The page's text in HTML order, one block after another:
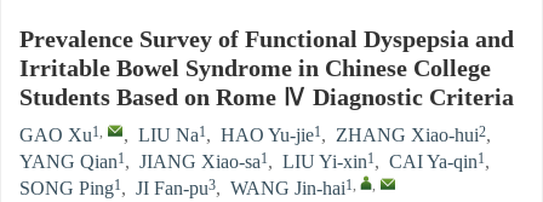
Prevalence Survey of Functional Dyspepsia and
Irritable Bowel Syndrome in Chinese College
Students Based on Rome Ⅳ Diagnostic Criteria
GAO Xu1, , LIU Na1, HAO Yu-jie1, ZHANG Xiao-hui2,
YANG Qian1, JIANG Xiao-sa1, LIU Yi-xin1, CAI Ya-qin1,
SONG Ping1, JI Fan-pu3, WANG Jin-hai1, ,